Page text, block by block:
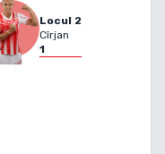
Locul 2
Cîrjan
1